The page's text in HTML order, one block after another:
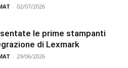
- 02/07/2026
le prime stampanti
di Lexmark
- 29/06/2026